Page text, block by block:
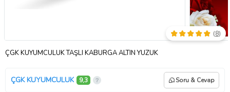
ÇGK KUYUMCULUK TAŞLI KABURGA ALTIN YÜZÜK
(8)
ÇGK KUYUMCULUK 9,3 Soru & Cevap